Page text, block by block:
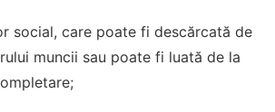
social, care poate fi descărcată de
muncii sau poate fi luată de la